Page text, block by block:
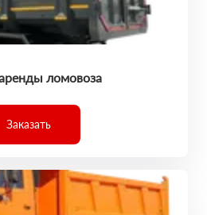
ломовоза
Заказать